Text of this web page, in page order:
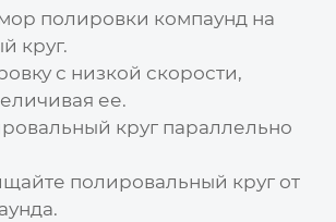
полировки компаунд на
круг.
с низкой скорости,
ее.
круг параллельно
полировальный круг от